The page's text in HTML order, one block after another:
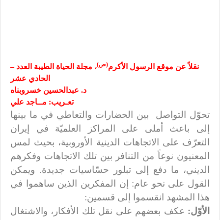
نقلاً عن موقع الرسول الأكرم(ص)، مجلة الحياة الطيبة العدد –
الحادي عشر
د. عبدالحسين خسروبناه
تعـريب: مــاجد علي
تحوّل التواصل
بين الحضارات والتعاطي في ما بينها
إلى باعث أملى على المراكز العلميّة في إيران
التعرّف على الاتجاهات الدينية الأوروبية، بحيث لمس
المعنيون نوعاً من التنافر بين تلك الاتجاهات وفكرهم
الديني، ما دفع إلى تبلور حسّاسيات جديدة. ويمكن
القول على نحو عام: إن المفكرين الذين ساهموا في
هذا المشهد انقسموا إلى قسمين:
الأوّل: عكف بعضهم على نقل تلك الأفكار، والاشتغال